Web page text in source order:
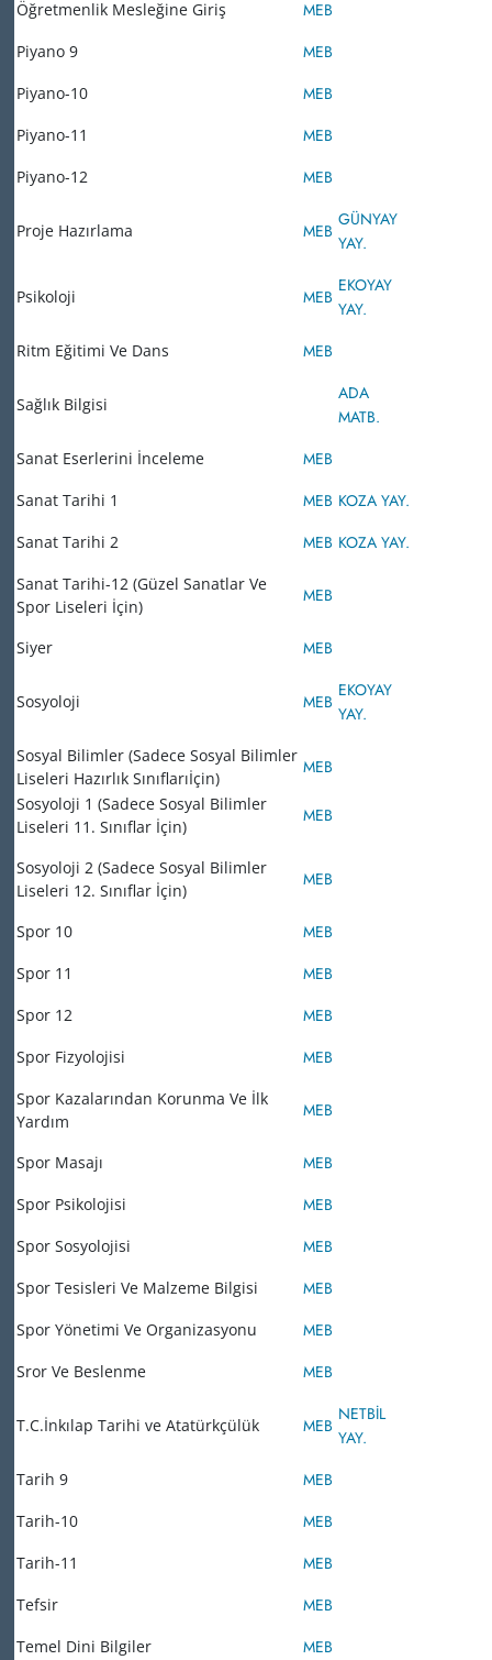
Öğretmenlik Mesleğine Giriş MEB
Piyano 9 MEB
Piyano-10 MEB
Piyano-11 MEB
Piyano-12 MEB
Proje Hazırlama MEB
GÜNYAY
YAY.
Psikoloji MEB
EKOYAY
YAY.
Ritm Eğitimi Ve Dans MEB
Sağlık Bilgisi
ADA
MATB.
Sanat Eserlerini İnceleme MEB
Sanat Tarihi 1 MEB KOZA YAY.
Sanat Tarihi 2 MEB KOZA YAY.
Sanat Tarihi-12 (Güzel Sanatlar Ve
Spor Liseleri İçin)
MEB
Siyer MEB
Sosyoloji MEB
EKOYAY
YAY.
Sosyal Bilimler (Sadece Sosyal Bilimler
Liseleri Hazırlık Sınıflarıİçin)
MEB
Sosyoloji 1 (Sadece Sosyal Bilimler
Liseleri 11. Sınıflar İçin)
MEB
Sosyoloji 2 (Sadece Sosyal Bilimler
Liseleri 12. Sınıflar İçin)
MEB
Spor 10 MEB
Spor 11 MEB
Spor 12 MEB
Spor Fizyolojisi MEB
Spor Kazalarından Korunma Ve İlk
Yardım
MEB
Spor Masajı MEB
Spor Psikolojisi MEB
Spor Sosyolojisi MEB
Spor Tesisleri Ve Malzeme Bilgisi MEB
Spor Yönetimi Ve Organizasyonu MEB
Sror Ve Beslenme MEB
T.C.İnkılap Tarihi ve Atatürkçülük MEB
NETBİL
YAY.
Tarih 9 MEB
Tarih-10 MEB
Tarih-11 MEB
Tefsir MEB
Temel Dini Bilgiler MEB